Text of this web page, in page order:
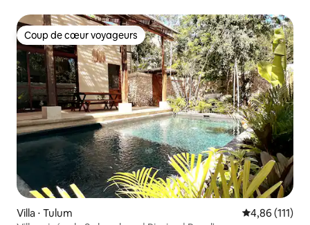
Coup de cœur voyageurs
Coup de cœur voyageurs
Villa ⋅ Tulum Évaluation
4,86 (111)